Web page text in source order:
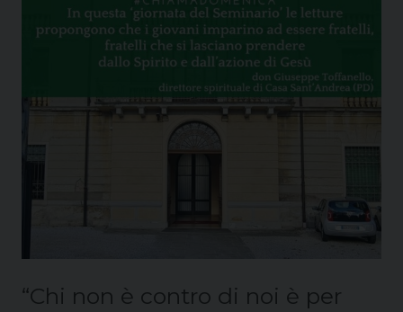
“Chi non è contro di noi è per